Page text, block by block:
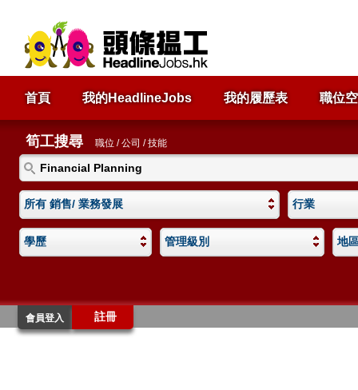
首頁 我的HeadlineJobs 我的履歷表 職位
筍工搜尋 職位 / 公司 / 技能
所有 銷售/ 業務發展 行業
學歷 管理級別 地
會員登入 註冊